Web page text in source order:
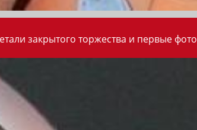
закрытого торжества и первые фото